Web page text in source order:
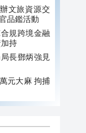
文旅資源交
品鑑活動
合規跨境金融
持
長鄧炳強見
元大麻 拘捕